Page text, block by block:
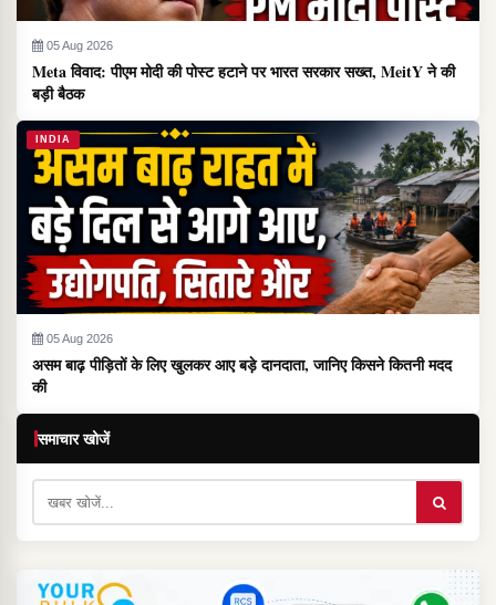
05 Aug 2026
Meta विवाद: पीएम मोदी की पोस्ट हटाने पर भारत सरकार सख्त, MeitY ने की
बड़ी बैठक
INDIA
05 Aug 2026
असम बाढ़ पीड़ितों के लिए खुलकर आए बड़े दानदाता, जानिए किसने कितनी मदद
की
समाचार खोजें